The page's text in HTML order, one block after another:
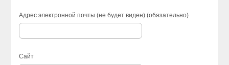
Адрес электронной почты (не будет виден) (обязательно)
Сайт